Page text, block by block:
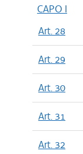
CAPO I
Art. 28
Art. 29
Art. 30
Art. 31
Art. 32